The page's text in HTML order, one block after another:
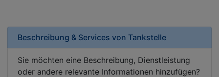
Beschreibung & Services von Tankstelle
Sie möchten eine Beschreibung, Dienstleistung
oder andere relevante Informationen hinzufügen?